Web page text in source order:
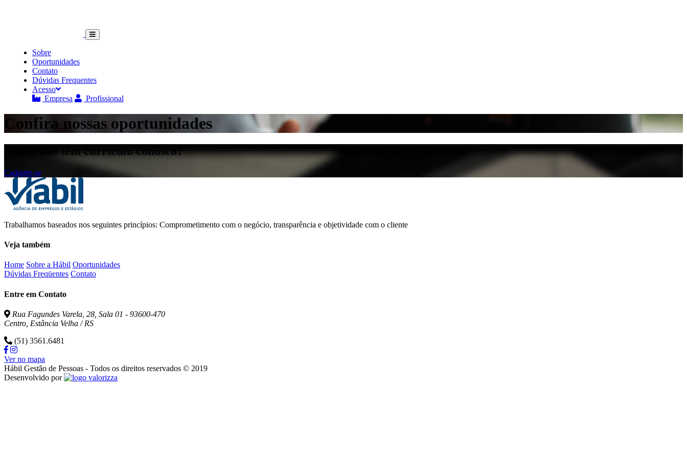
Sobre
Oportunidades
Contato
Dúvidas Frequentes
Acesso
Empresa
Profissional
Confira nossas oportunidades
Ainda não tem currículo conosco?
Cadastre-se
Trabalhamos baseados nos seguintes princípios: Comprometimento com o negócio, transparência e objetividade com o cliente
Veja também
Home Sobre a Hábil Oportunidades
Dúvidas Freqüentes Contato
Entre em Contato
Rua Fagundes Varela, 28, Sala 01 - 93600-470
Centro, Estância Velha / RS
(51) 3561.6481
Ver no mapa
Hábil Gestão de Pessoas - Todos os direitos reservados © 2019
Desenvolvido por